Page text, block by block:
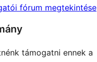
fórum megtekintése
támogatni ennek a